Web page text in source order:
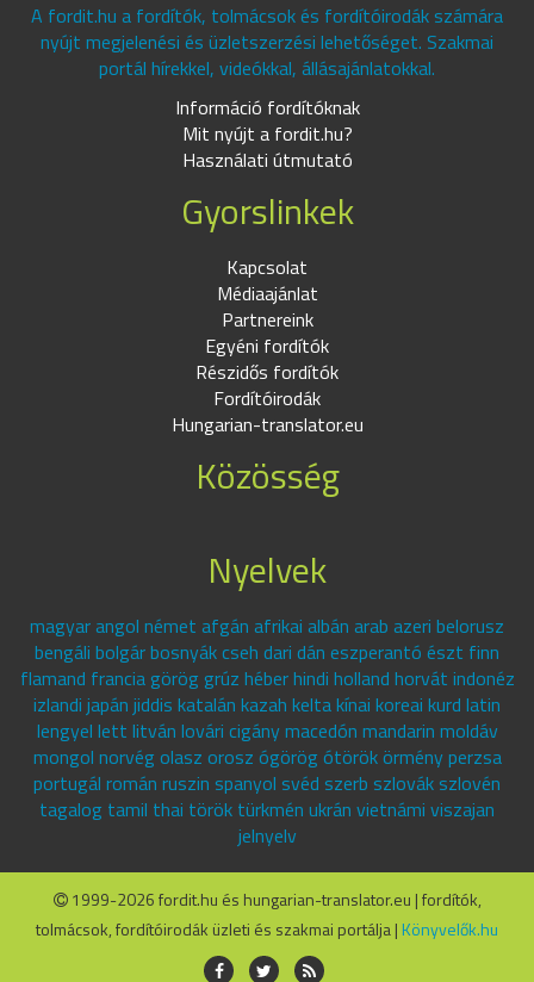
A fordit.hu a fordítók, tolmácsok és fordítóirodák számára
nyújt megjelenési és üzletszerzési lehetőséget. Szakmai
portál hírekkel, videókkal, állásajánlatokkal.
Információ fordítóknak
Mit nyújt a fordit.hu?
Használati útmutató
Gyorslinkek
Kapcsolat
Médiaajánlat
Partnereink
Egyéni fordítók
Részidős fordítók
Fordítóirodák
Hungarian-translator.eu
Közösség
Nyelvek
magyar angol német afgán afrikai albán arab azeri belorusz
bengáli bolgár bosnyák cseh dari dán eszperantó észt finn
flamand francia görög grúz héber hindi holland horvát indonéz
izlandi japán jiddis katalán kazah kelta kínai koreai kurd latin
lengyel lett litván lovári cigány macedón mandarin moldáv
mongol norvég olasz orosz ógörög ótörök örmény perzsa
portugál román ruszin spanyol svéd szerb szlovák szlovén
tagalog tamil thai török türkmén ukrán vietnámi viszajan
jelnyelv
1999-2026 fordit.hu és hungarian-translator.eu | fordítók,
tolmácsok, fordítóirodák üzleti és szakmai portálja | Könyvelők.hu